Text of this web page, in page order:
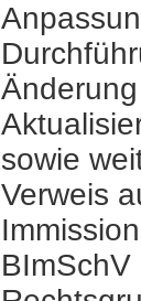
sowie
Verweis